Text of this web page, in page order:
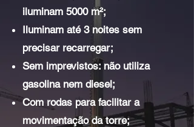
iluminam 5000 m²;
Iluminam até 3 noites sem
precisar recarregar;
Sem imprevistos: não utiliza
gasolina nem diesel;
Com rodas para facilitar a
movimentação da torre;